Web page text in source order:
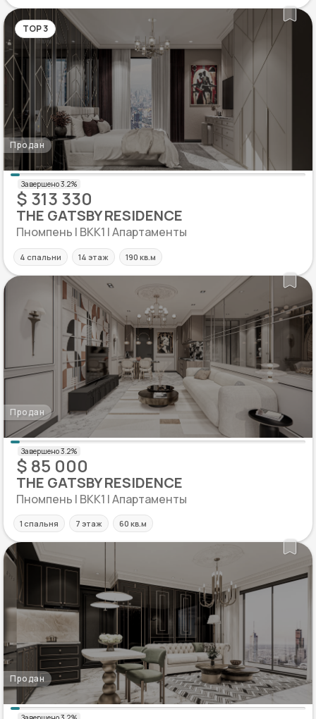
TOP 3
Продан
$ 313 330
THE GATSBY RESIDENCE
Пномпень | BKK1 | Апартаменты
4 спальни 14 этаж 190 кв.м
Продан
$ 85 000
THE GATSBY RESIDENCE
Пномпень | BKK1 | Апартаменты
1 спальня 7 этаж 60 кв.м
Продан